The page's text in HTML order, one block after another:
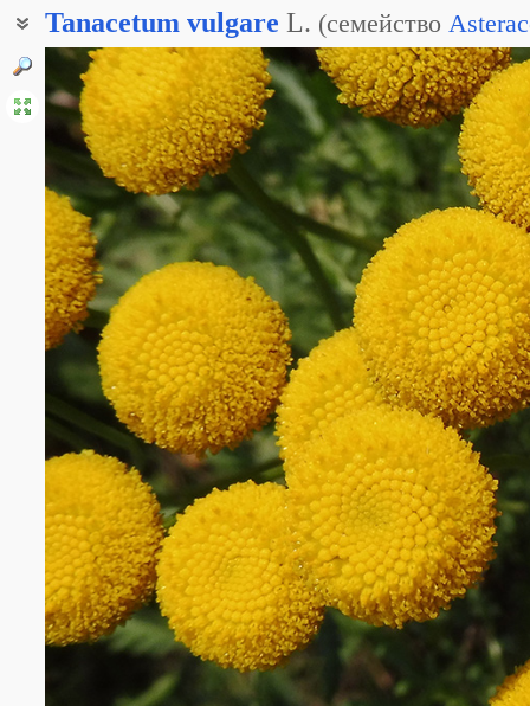
Tanacetum vulgare L. (семейство
Хризантемум обыкновенный
Дикая рябинка
Полевая рябинка